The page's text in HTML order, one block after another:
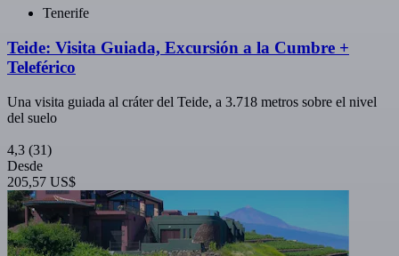
Tenerife
Teide: Visita Guiada, Excursión a la Cumbre +
Teleférico
Una visita guiada al cráter del Teide, a 3.718 metros sobre el nivel
del suelo
4,3 (31)
Desde
205,57 US$